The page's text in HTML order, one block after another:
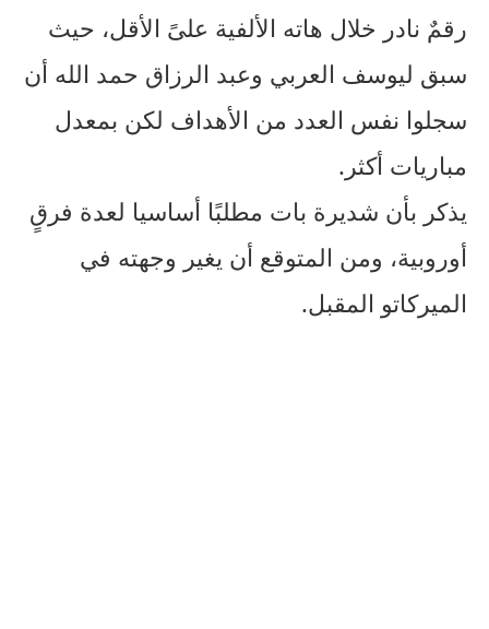
رقمٌ نادر خلال هاته الألفية علىً الأقل، حيث
سبق ليوسف العربي وعبد الرزاق حمد الله أن
سجلوا نفس العدد من الأهداف لكن بمعدل
مباريات أكثر.
يذكر بأن شديرة بات مطلبًا أساسيا لعدة فرقٍ
أوروبية، ومن المتوقع أن يغير وجهته في
الميركاتو المقبل.